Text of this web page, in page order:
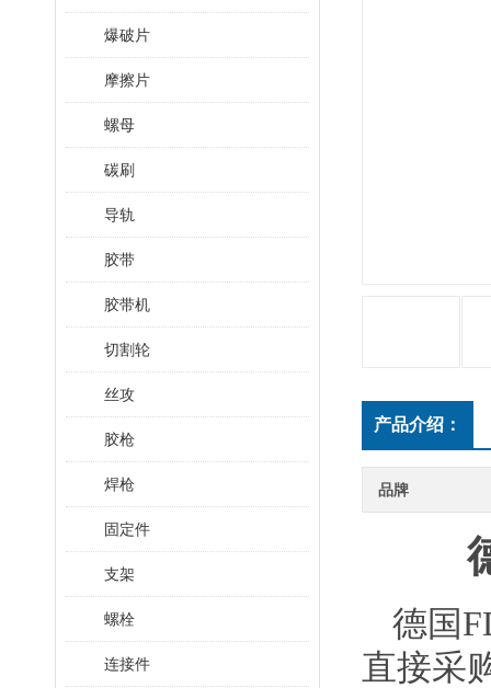
爆破片
摩擦片
螺母
碳刷
导轨
胶带
胶带机
切割轮
丝攻
胶枪
焊枪
固定件
支架
螺栓
连接件
产品介绍：
品牌
德国
直接采